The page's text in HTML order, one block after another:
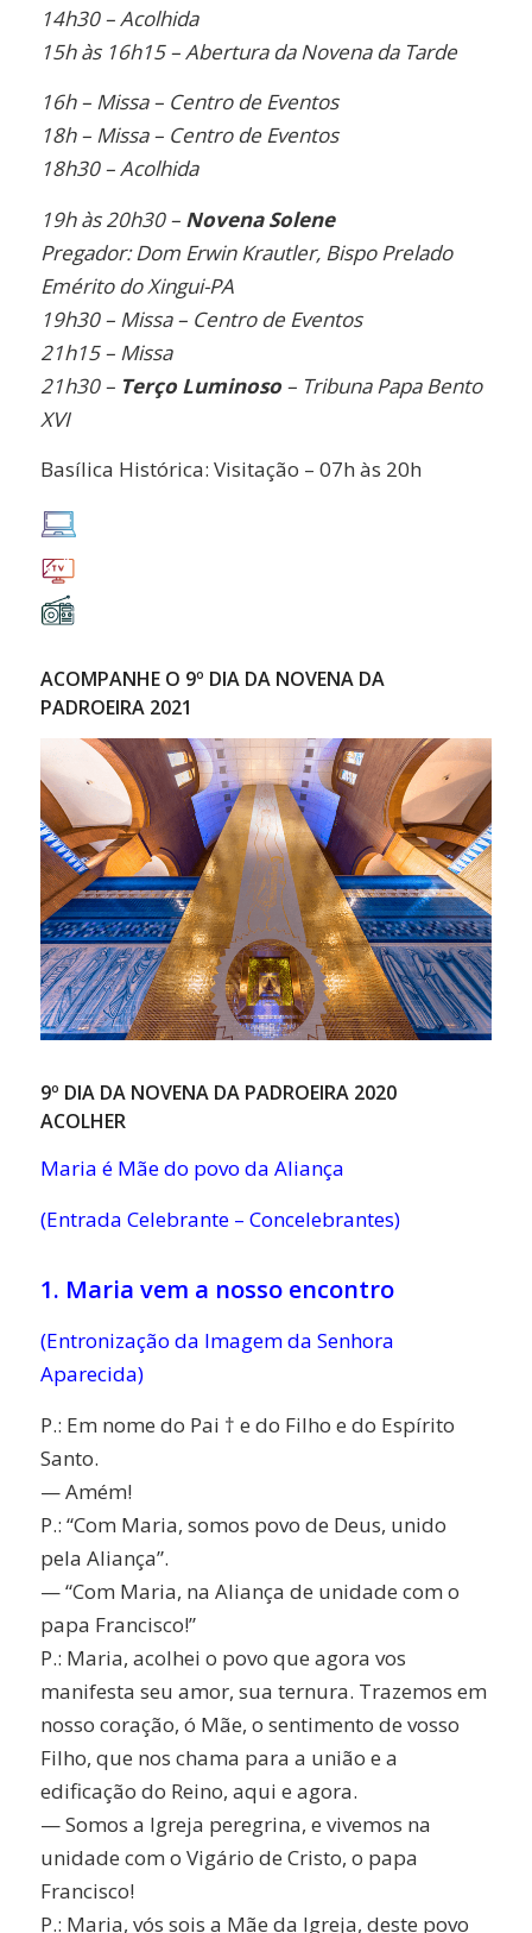
14h30 – Acolhida
15h às 16h15 – Abertura da Novena da Tarde
16h – Missa – Centro de Eventos
18h – Missa – Centro de Eventos
18h30 – Acolhida
19h às 20h30 –Novena Solene
Pregador: Dom Erwin Krautler, Bispo Prelado
Emérito do Xingui-PA
19h30 – Missa – Centro de Eventos
21h15 – Missa
21h30 – Terço Luminoso– Tribuna Papa Bento
XVI
Basílica Histórica: Visitação – 07h às 20h
ACOMPANHE O 9º DIA DA NOVENA DA
PADROEIRA 2021
9º DIA DA NOVENA DA PADROEIRA 2020
ACOLHER
Maria é Mãe do povo da Aliança
(Entrada Celebrante – Concelebrantes)
1. Maria vem a nosso encontro
(Entronização da Imagem da Senhora
Aparecida)
P.: Em nome do Pai † e do Filho e do Espírito
Santo.
— Amém!
P.: “Com Maria, somos povo de Deus, unido
pela Aliança”.
— “Com Maria, na Aliança de unidade com o
papa Francisco!”
P.: Maria, acolhei o povo que agora vos
manifesta seu amor, sua ternura. Trazemos em
nosso coração, ó Mãe, o sentimento de vosso
Filho, que nos chama para a união e a
edificação do Reino, aqui e agora.
— Somos a Igreja peregrina, e vivemos na
unidade com o Vigário de Cristo, o papa
Francisco!
P.: Maria, vós sois a Mãe da Igreja, deste povo